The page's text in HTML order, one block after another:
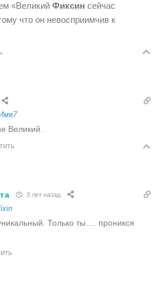
«Великий Фиксин сейчас
что он невосприимчив к
Великий.
3 лет назад
Только ты…. проникся